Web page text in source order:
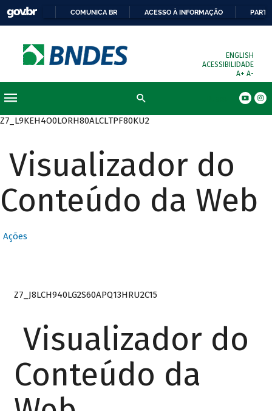
COMUNICA BR ACESSO À INFORMAÇÃO
ENGLISH
ACESSIBILIDADE
A+ A-
Z7_L9KEH4O0LORH80ALCLTPF80KU2
Visualizador do
Conteúdo da Web
Ações
Z7_J8LCH940LG2S60APQ13HRU2C15
Visualizador do
Conteúdo da